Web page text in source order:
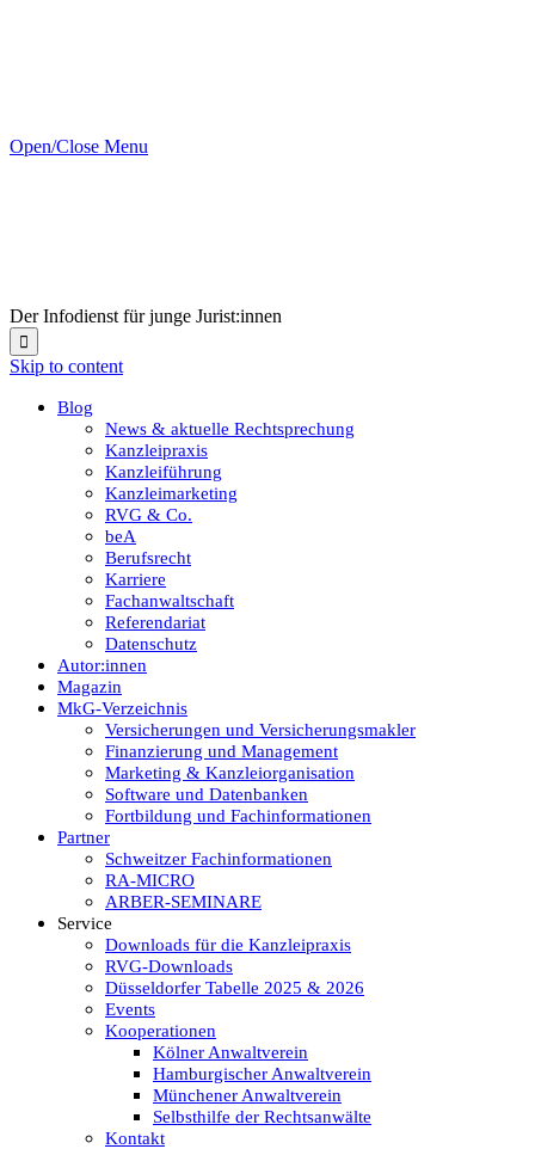
Open/Close Menu
Der Infodienst für junge Jurist:innen

Skip to content
Blog
News & aktuelle Rechtsprechung
Kanzleipraxis
Kanzleiführung
Kanzleimarketing
RVG & Co.
beA
Berufsrecht
Karriere
Fachanwaltschaft
Referendariat
Datenschutz
Autor:innen
Magazin
MkG-Verzeichnis
Versicherungen und Versicherungsmakler
Finanzierung und Management
Marketing & Kanzleiorganisation
Software und Datenbanken
Fortbildung und Fachinformationen
Partner
Schweitzer Fachinformationen
RA-MICRO
ARBER-SEMINARE
Service
Downloads für die Kanzleipraxis
RVG-Downloads
Düsseldorfer Tabelle 2025 & 2026
Events
Kooperationen
Kölner Anwaltverein
Hamburgischer Anwaltverein
Münchener Anwaltverein
Selbsthilfe der Rechtsanwälte
Kontakt